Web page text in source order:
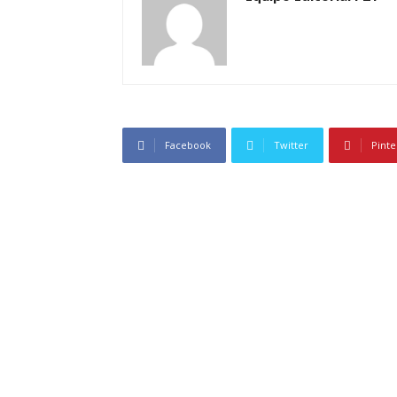
Facebook Twitter